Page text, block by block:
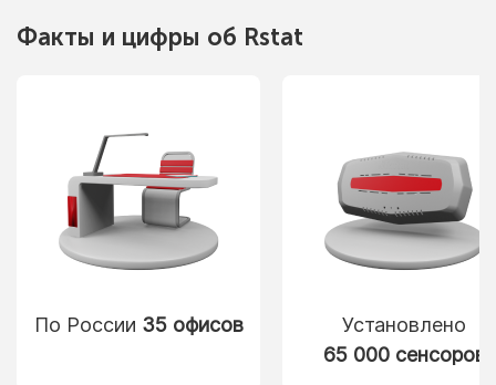
Факты и цифры об Rstat
По России 35 офисов
Установлено
65 000 сенсоров